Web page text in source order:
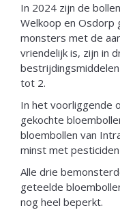
In 2024 zijn de
Welkoop en Osdorp
monsters met de
vriendelijk is, zijn in
tot 2.
In het voorliggende
gekochte
bloembollen van
minst met
Alle drie
geteelde
nog heel beperkt.